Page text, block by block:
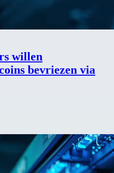
willen
bevriezen via